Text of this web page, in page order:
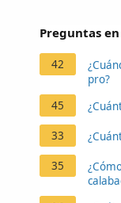
Preguntas
42
pro?
45
33
35